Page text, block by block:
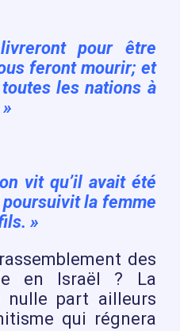
pour être
feront mourir; et
les nations à
vit qu’il avait été
la femme
»
des
en Israël ? La
nulle part ailleurs
qui régnera